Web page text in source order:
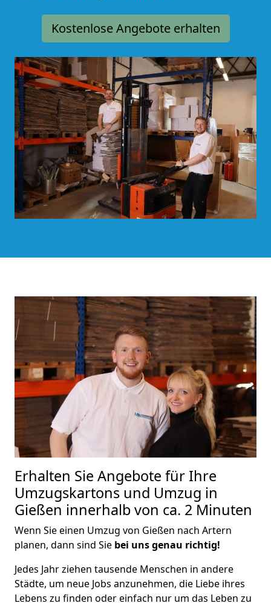
Kostenlose Angebote erhalten
Erhalten Sie Angebote für Ihre
Umzugskartons und Umzug in
Gießen innerhalb von ca. 2 Minuten
Wenn Sie einen Umzug von Gießen nach Artern
planen, dann sind Sie bei uns genau richtig!
Jedes Jahr ziehen tausende Menschen in andere
Städte, um neue Jobs anzunehmen, die Liebe ihres
Lebens zu finden oder einfach nur um das Leben zu